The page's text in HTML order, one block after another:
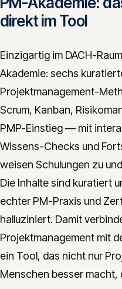
direkt im Tool
Einzigartig im DACH-
Akademie: sechs
Projektmanagement-
Scrum, Kanban,
PMP-Einstieg — mit
Wissens-Checks und
weisen Schulungen zu
Die Inhalte sind kuratiert
echter PM-Praxis und
halluziniert. Damit
Projektmanagement mit
ein Tool, das nicht nur
Menschen besser macht,